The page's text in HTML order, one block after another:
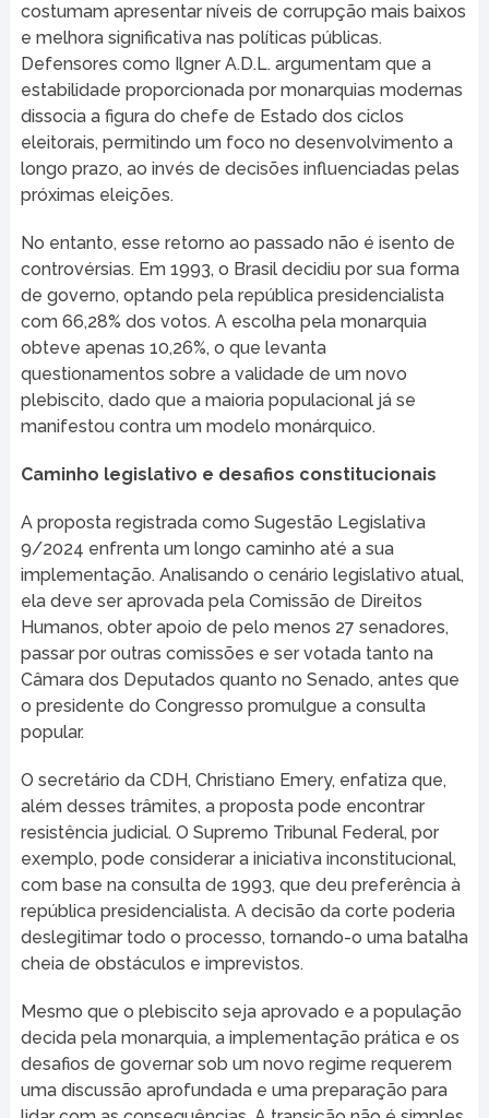
costumam apresentar níveis de corrupção mais baixos
e melhora significativa nas políticas públicas.
Defensores como Ilgner A.D.L. argumentam que a
estabilidade proporcionada por monarquias modernas
dissocia a figura do chefe de Estado dos ciclos
eleitorais, permitindo um foco no desenvolvimento a
longo prazo, ao invés de decisões influenciadas pelas
próximas eleições.
No entanto, esse retorno ao passado não é isento de
controvérsias. Em 1993, o Brasil decidiu por sua forma
de governo, optando pela república presidencialista
com 66,28% dos votos. A escolha pela monarquia
obteve apenas 10,26%, o que levanta
questionamentos sobre a validade de um novo
plebiscito, dado que a maioria populacional já se
manifestou contra um modelo monárquico.
Caminho legislativo e desafios constitucionais
A proposta registrada como Sugestão Legislativa
9/2024 enfrenta um longo caminho até a sua
implementação. Analisando o cenário legislativo atual,
ela deve ser aprovada pela Comissão de Direitos
Humanos, obter apoio de pelo menos 27 senadores,
passar por outras comissões e ser votada tanto na
Câmara dos Deputados quanto no Senado, antes que
o presidente do Congresso promulgue a consulta
popular.
O secretário da CDH, Christiano Emery, enfatiza que,
além desses trâmites, a proposta pode encontrar
resistência judicial. O Supremo Tribunal Federal, por
exemplo, pode considerar a iniciativa inconstitucional,
com base na consulta de 1993, que deu preferência à
república presidencialista. A decisão da corte poderia
deslegitimar todo o processo, tornando-o uma batalha
cheia de obstáculos e imprevistos.
Mesmo que o plebiscito seja aprovado e a população
decida pela monarquia, a implementação prática e os
desafios de governar sob um novo regime requerem
uma discussão aprofundada e uma preparação para